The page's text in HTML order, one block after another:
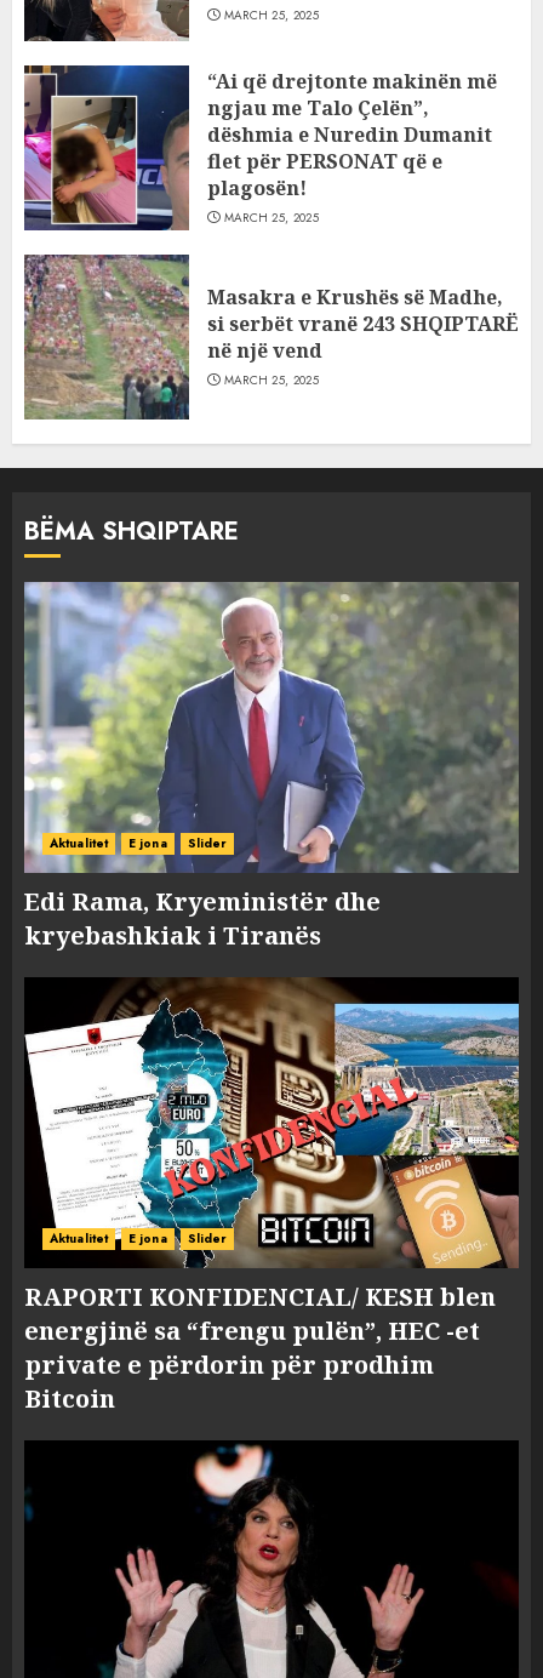
MARCH 25, 2025
“Ai që drejtonte makinën më
ngjau me Talo Çelën”,
dëshmia e Nuredin Dumanit
flet për PERSONAT që e
plagosën!
MARCH 25, 2025
Masakra e Krushës së Madhe,
si serbët vranë 243 SHQIPTARË
në një vend
MARCH 25, 2025
BËMA SHQIPTARE
Aktualitet E jona Slider
Edi Rama, Kryeministër dhe
kryebashkiak i Tiranës
Aktualitet E jona Slider
RAPORTI KONFIDENCIAL/ KESH blen
energjinë sa “frengu pulën”, HEC -et
private e përdorin për prodhim
Bitcoin